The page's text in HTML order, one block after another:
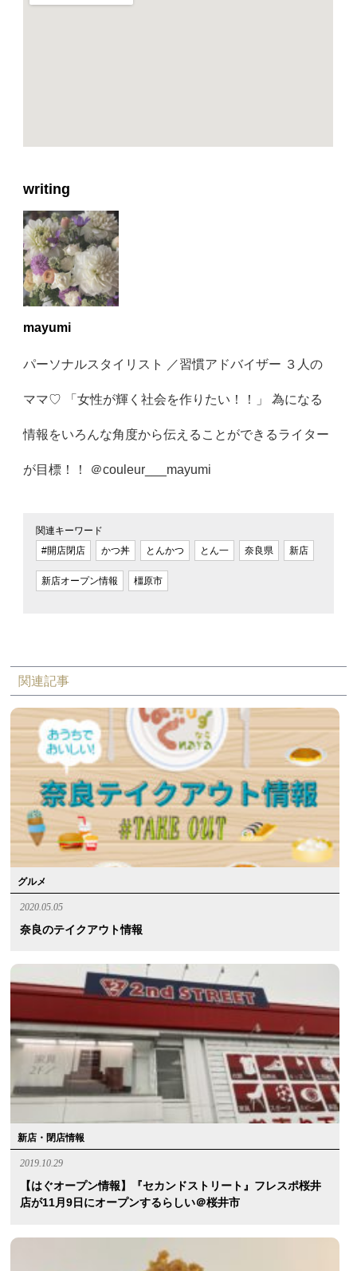
writing
mayumi
パーソナルスタイリスト ／習慣アドバイザー ３人の
ママ♡ 「女性が輝く社会を作りたい！！」 為になる
情報をいろんな角度から伝えることができるライター
が目標！！ ＠couleur___mayumi
関連キーワード
#開店閉店
かつ丼 とんかつ とん一 奈良県 新店
新店オープン情報 橿原市
関連記事
グルメ
2020.05.05
奈良のテイクアウト情報
新店・閉店情報
2019.10.29
【はぐオープン情報】『セカンドストリート』フレスポ桜井
店が11月9日にオープンするらしい＠桜井市